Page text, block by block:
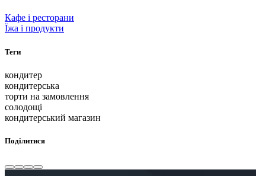
Кафе і ресторани
Їжа і продукти
Теги
кондитер
кондитерська
торти на замовлення
солодощі
кондитерський магазин
Поділитися